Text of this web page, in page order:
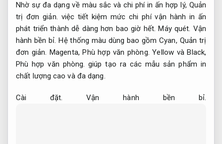
Nhờ sự đa dạng về màu sắc và chi phí in ấn hợp lý, Quản
trị đơn giản. việc tiết kiệm mức chi phí vận hành in ấn
phát triển thành dễ dàng hơn bao giờ hết.Máy quét. Vận
hành bền bỉ. Hệ thống màu dùng bao gồm Cyan, Quản trị
đơn giản. Magenta,Phù hợp văn phòng. Yellow và Black,
Phù hợp văn phòng. giúp tạo ra các mẫu sản phẩm in
chất lượng cao và đa dạng.
Cài đặt. Vận hành bền bỉ.